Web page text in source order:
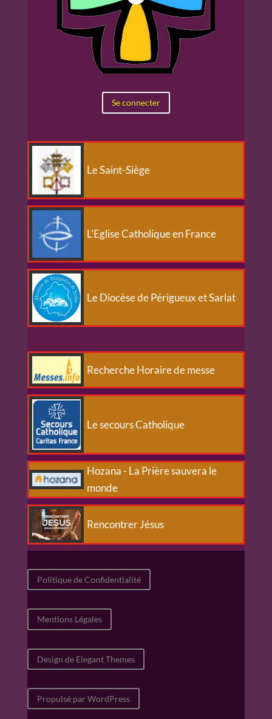
Se connecter
Le Saint-Siège
L'Eglise Catholique en France
Le Diocèse de Périgueux et Sarlat
Recherche Horaire de messe
Le secours Catholique
Hozana - La Prière sauvera le
monde
Rencontrer Jésus
Politique de Confidentialité
Mentions Légales
Design de Elegant Themes
Propulsé par WordPress